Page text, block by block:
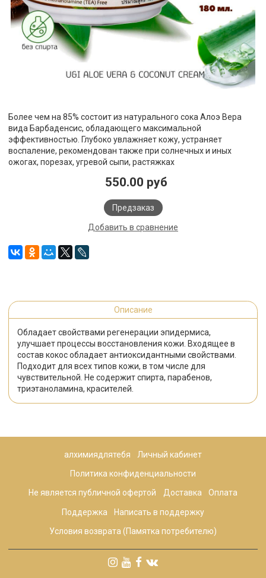
Более чем на 85% состоит из натурального сока Алоэ Вера
вида Барбаденсис, обладающего максимальной
эффективностью. Глубоко увлажняет кожу, устраняет
воспаление, рекомендован также при солнечных и иных
ожогах, порезах, угревой сыпи, растяжках
550.00 руб
Предзаказ
Добавить в сравнение
Описание
Обладает свойствами регенерации эпидермиса,
улучшает процессы восстановления кожи. Входящее в
состав кокос обладает антиоксидантными свойствами.
Подходит для всех типов кожи, в том числе для
чувствительной. Не содержит спирта, парабенов,
триэтаноламина, красителей.
алхимиядлятебя Личный кабинет
Политика конфиденциальности
Не является публичной офертой Доставка Оплата
Поддержка Написать в поддержку
Условия возврата (Памятка потребителю)